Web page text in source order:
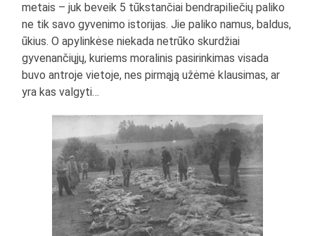
metais – juk beveik 5 tūkstančiai bendrapiliečių paliko
ne tik savo gyvenimo istorijas. Jie paliko namus, baldus,
ūkius. O apylinkėse niekada netrūko skurdžiai
gyvenančiųjų, kuriems moralinis pasirinkimas visada
buvo antroje vietoje, nes pirmąją užėmė klausimas, ar
yra kas valgyti…